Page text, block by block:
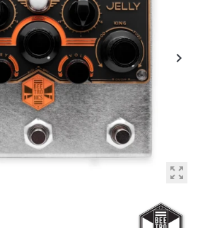
zoom_out_map
